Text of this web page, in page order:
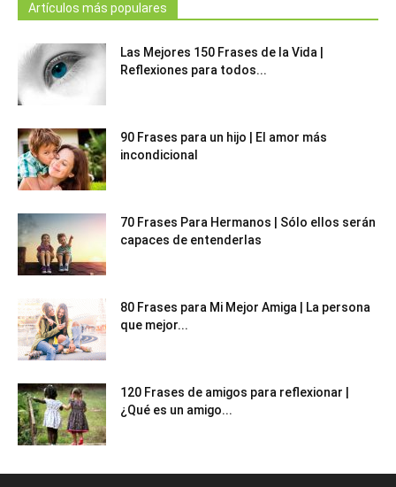
Artículos más populares
Las Mejores 150 Frases de la Vida |
Reflexiones para todos...
90 Frases para un hijo | El amor más
incondicional
70 Frases Para Hermanos | Sólo ellos serán
capaces de entenderlas
80 Frases para Mi Mejor Amiga | La persona
que mejor...
120 Frases de amigos para reflexionar |
¿Qué es un amigo...